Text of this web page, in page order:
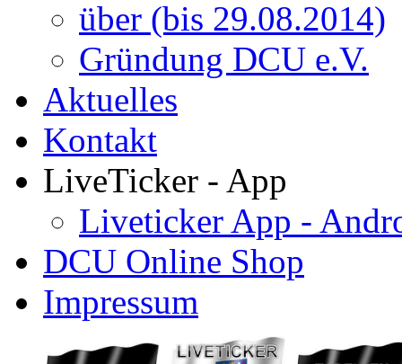
über (bis 29.08.2014)
Gründung DCU e.V.
Aktuelles
Kontakt
LiveTicker - App
Liveticker App -
DCU Online Shop
Impressum